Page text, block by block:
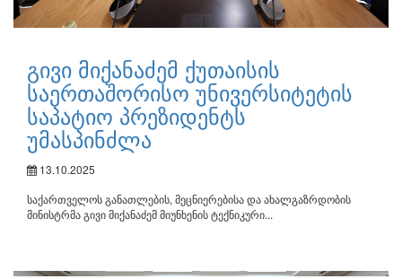
გივი მიქანაძემ ქუთაისის
საერთაშორისო უნივერსიტეტის
საპატიო პრეზიდენტს
უმასპინძლა
13.10.2025
საქართველოს განათლების, მეცნიერებისა და ახალგაზრდობის
მინისტრმა გივი მიქანაძემ მიუნხენის ტექნიკური...